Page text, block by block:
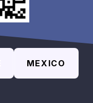
MEXICO